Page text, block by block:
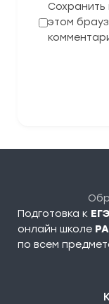
Сохранить
этом
Подготовка к ЕГЭ
онлайн школе
по всем